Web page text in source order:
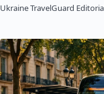
Ukraine TravelGuard